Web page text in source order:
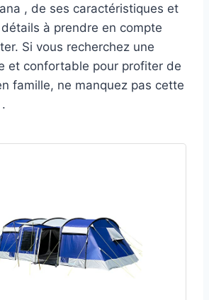
, de ses caractéristiques et
à prendre en compte
Si vous recherchez une
et confortable pour profiter de
famille, ne manquez pas cette